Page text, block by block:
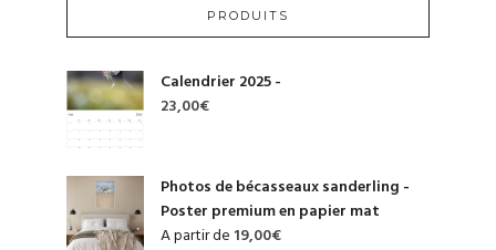
PRODUITS
Calendrier 2025 -
23,00€
Photos de bécasseaux sanderling -
Poster premium en papier mat
A partir de 19,00€